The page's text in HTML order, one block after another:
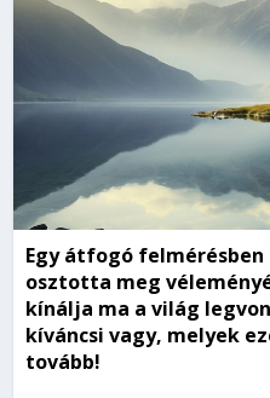
Egy átfogó
osztotta meg
kínálja ma a világ
kíváncsi vagy, melyek
tovább!